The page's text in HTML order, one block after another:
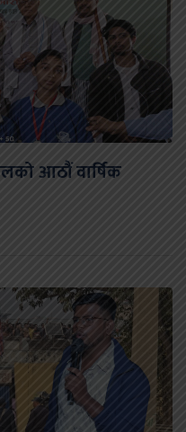
आठौं वार्षिक